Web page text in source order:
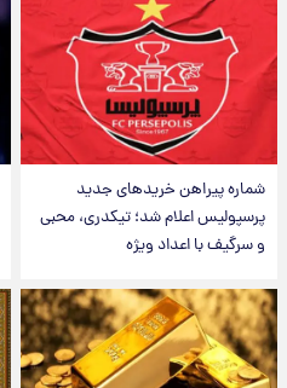
شماره پیراهن خریدهای جدید
پرسپولیس اعلام شد؛ تیکدری، محبی
و سرگیف با اعداد ویژه